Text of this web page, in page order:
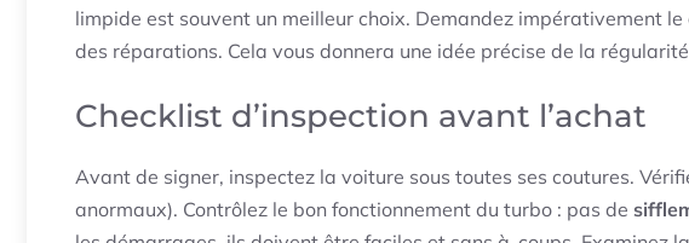
limpide est souvent un meilleur choix. Demandez impérativement le
des réparations. Cela vous donnera une idée précise de la
Checklist d’inspection avant l’achat
Avant de signer, inspectez la voiture sous toutes ses coutures.
anormaux). Contrôlez le bon fonctionnement du turbo : pas de